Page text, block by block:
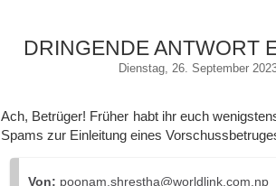
DRINGENDE ANTWORT
Dienstag, 26. September
Ach, Betrüger! Früher habt ihr euch
Spams zur Einleitung eines
Von: poonam.shrestha@worldlink.com.np